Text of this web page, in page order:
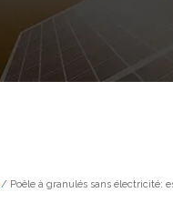
/ Poêle à granulés sans électricité: